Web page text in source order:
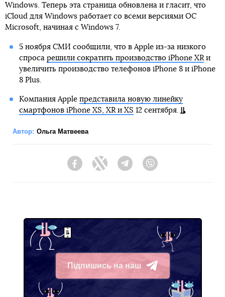
Windows. Теперь эта страница обновлена и гласит, что
iCloud для Windows работает со всеми версиями ОС
Microsoft, начиная с Windows 7.
5 ноября СМИ сообщили, что в Apple из-за низкого
спроса решили сократить производство iPhone XRи
увеличить производство телефонов iPhone 8 и iPhone
8 Plus.
Компания Apple представила новую линейку
смартфонов iPhone XS, XR и XS 12 сентября.
Автор: Ольга Матвеева
FacebookTwitter Telegram
Підпишись на наш
Telegram